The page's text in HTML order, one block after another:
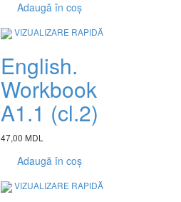
Adaugă în coș
VIZUALIZARE RAPIDĂ
English.
Workbook
A1.1 (cl.2)
47,00 MDL
Adaugă în coș
VIZUALIZARE RAPIDĂ